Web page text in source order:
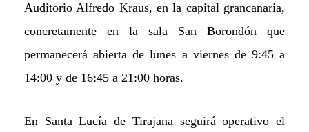
Auditorio Alfredo Kraus, en la capital grancanaria,
concretamente en la sala San Borondón que
permanecerá abierta de lunes a viernes de 9:45 a
14:00 y de 16:45 a 21:00 horas.
En Santa Lucíade Tirajanaseguirá operativo el